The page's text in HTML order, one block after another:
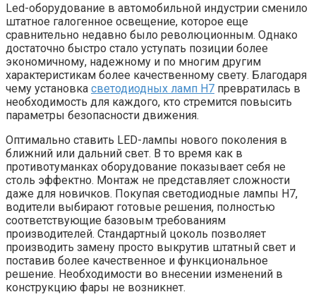
Led-оборудование в автомобильной индустрии сменило
штатное галогенное освещение, которое еще
сравнительно недавно было революционным. Однако
достаточно быстро стало уступать позиции более
экономичному, надежному и по многим другим
характеристикам более качественному свету. Благодаря
чему установка светодиодных ламп H7 превратилась в
необходимость для каждого, кто стремится повысить
параметры безопасности движения.
Оптимально ставить LED-лампы нового поколения в
ближний или дальний свет. В то время как в
противотуманках оборудование показывает себя не
столь эффектно. Монтаж не представляет сложности
даже для новичков. Покупая светодиодные лампы H7,
водители выбирают готовые решения, полностью
соответствующие базовым требованиям
производителей. Стандартный цоколь позволяет
производить замену просто выкрутив штатный свет и
поставив более качественное и функциональное
решение. Необходимости во внесении изменений в
конструкцию фары не возникнет.